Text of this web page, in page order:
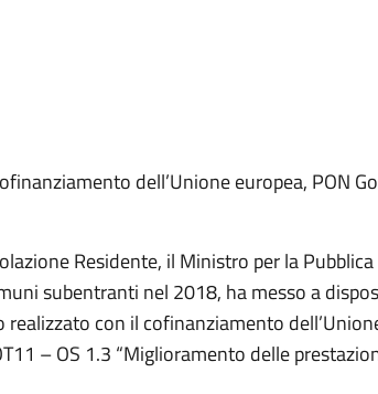
dell’Unione europea, PON
Residente, il Ministro per la Pubblica
subentranti nel 2018, ha messo a
con il cofinanziamento
– OS 1.3 “Miglioramento delle